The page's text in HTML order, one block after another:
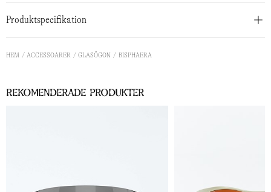
Produktspecifikation
HEM ACCESSOARER GLASÖGON BISPHAERA
Rekomenderade Produkter